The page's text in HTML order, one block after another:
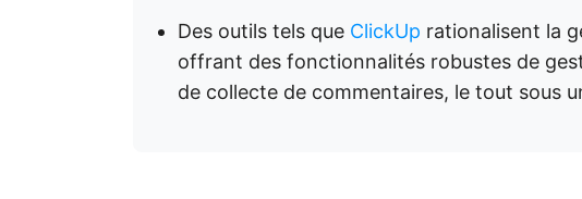
Des outils tels que ClickUp rationalisent la
offrant des fonctionnalités robustes de
de collecte de commentaires, le tout sous